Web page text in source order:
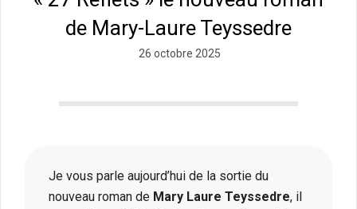
de Mary-Laure Teyssedre
26 octobre 2025
Je vous parle aujourd’hui de la sortie du
nouveau roman de Mary Laure Teyssedre, il